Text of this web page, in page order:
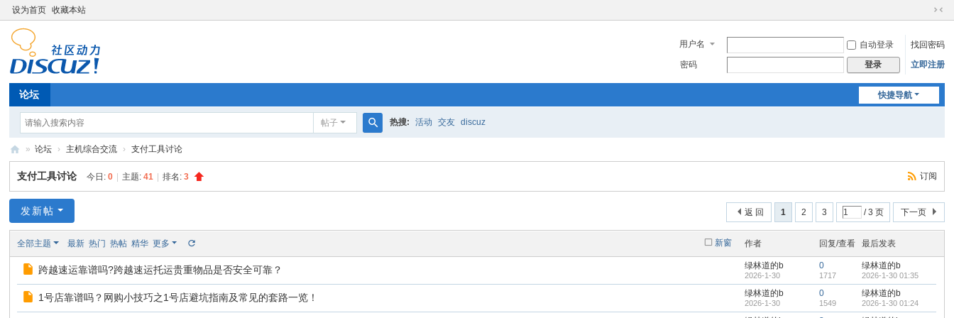
设为首页 收藏本站
切
到
窄
用户名 自动登录
找回密码
密码
登录 立即注册
快捷导航
论坛
帖子
索
热搜: 活动 交友 discuz
妞
广
» 论坛 › 主机综合交流 › 支付工具讨论
订阅
支付工具讨论 今日:0 主题:41 排名:3
1 2 3 / 3 页 下一页
返 回
发新帖
新窗
全部主题 最新 热门 热帖 精华 更多 作者 回复/查看 最后发表
跨越速运靠谱吗?跨越速运托运贵重物品是否安全可靠？ 绿林道的b
2026-1-30
0
1717
绿林道的b
2026-1-30 01:35
1号店靠谱吗？网购小技巧之1号店避坑指南及常见的套路一览！ 绿林道的b
2026-1-30
0
1549
绿林道的b
2026-1-30 01:24